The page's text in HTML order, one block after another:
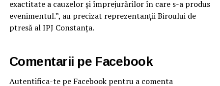
exactitate a cauzelor și împrejurărilor în care s-a produs
evenimentul.”, au precizat reprezentanții Biroului de
ptresă al IPJ Constanța.
Comentarii pe Facebook
Autentifica-te pe Facebook pentru a comenta